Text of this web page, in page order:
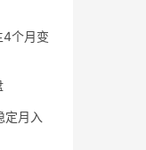
4个月变
定月入